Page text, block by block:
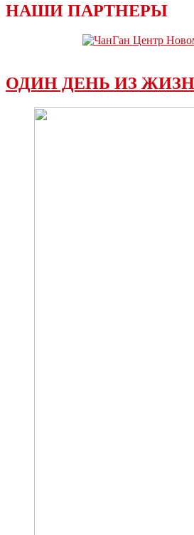
НАШИ ПАРТНЕРЫ
ОДИН ДЕНЬ ИЗ